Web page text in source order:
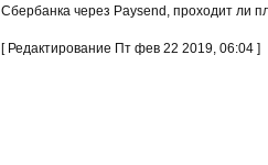
Сбербанка через Paysend, проходит ли
[ Редактирование Пт фев 22 2019, 06:04 ]